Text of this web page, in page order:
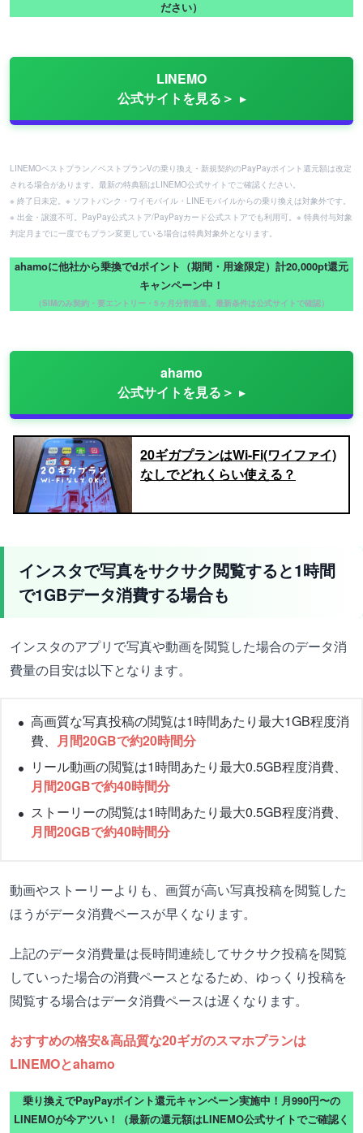
ださい）
LINEMO
公式サイトを見る＞
LINEMOベストプラン／ベストプランVの乗り換え・新規契約のPayPayポイント還元額は改定
される場合があります。最新の特典額はLINEMO公式サイトでご確認ください。
※ 終了日未定。※ ソフトバンク・ワイモバイル・LINEモバイルからの乗り換えは対象外です。
※ 出金・譲渡不可。PayPay公式ストア/PayPayカード公式ストアでも利用可。※ 特典付与対象
判定月までに一度でもプラン変更している場合は特典対象外となります。
ahamoに他社から乗換でdポイント（期間・用途限定）計20,000pt還元
キャンペーン中！
（SIMのみ契約・要エントリー・5ヶ月分割進呈。最新条件は公式サイトで確認）
ahamo
公式サイトを見る＞
20ギガプランはWi-Fi(ワイファイ)
なしでどれくらい使える？
インスタで写真をサクサク閲覧すると1時間
で1GBデータ消費する場合も
インスタのアプリで写真や動画を閲覧した場合のデータ消
費量の目安は以下となります。
高画質な写真投稿の閲覧は1時間あたり最大1GB程度消
費、 月間20GBで約20時間分
リール動画の閲覧は1時間あたり最大0.5GB程度消費、
月間20GBで約40時間分
ストーリーの閲覧は1時間あたり最大0.5GB程度消費、
月間20GBで約40時間分
動画やストーリーよりも、画質が高い写真投稿を閲覧した
ほうがデータ消費ペースが早くなります。
上記のデータ消費量は長時間連続してサクサク投稿を閲覧
していった場合の消費ペースとなるため、ゆっくり投稿を
閲覧する場合はデータ消費ペースは遅くなります。
おすすめの格安&高品質な20ギガのスマホプランは
LINEMOとahamo
乗り換えでPayPayポイント還元キャンペーン実施中！月990円〜の
LINEMOが今アツい！（最新の還元額はLINEMO公式サイトでご確認く